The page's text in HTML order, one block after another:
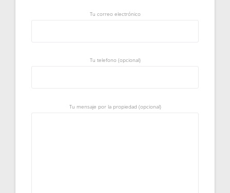
Tu correo electrónico
Tu telefono (opcional)
Tu mensaje por la propiedad (opcional)